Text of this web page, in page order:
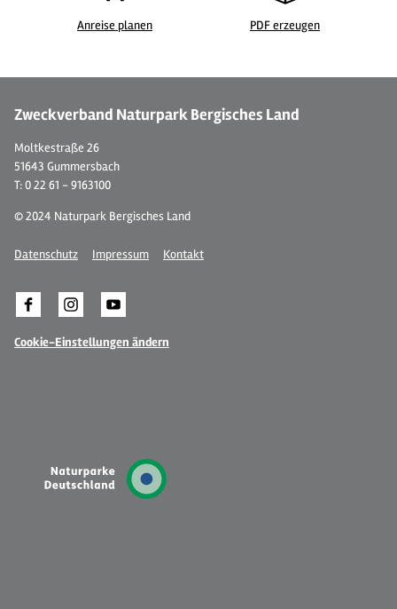
Anreise planen PDF erzeugen
Zweckverband Naturpark Bergisches Land
Moltkestraße 26
51643 Gummersbach
T: 0 22 61 - 9163100
© 2024 Naturpark Bergisches Land
Datenschutz Impressum Kontakt
Cookie-Einstellungen ändern